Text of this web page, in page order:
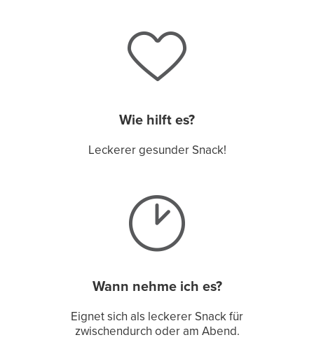
Wie hilft es?
Leckerer gesunder Snack!
Wann nehme ich es?
Eignet sich als leckerer Snack für
zwischendurch oder am Abend.